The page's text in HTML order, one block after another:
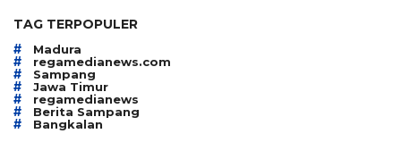
TAG TERPOPULER
# Madura
# regamedianews.com
# Sampang
# Jawa Timur
# regamedianews
# Berita Sampang
# Bangkalan